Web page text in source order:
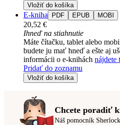
Vložiť do košíka
E-kniha PDF EPUB MOBI
20,52 €
Ihneď na stiahnutie
Máte čítačku, tablet alebo
budete ju mať hneď a ešte aj
informácii o e-knihách nájdete
Pridať do zoznamu
Vložiť do košíka
Chcete poradiť
Náš pomocník